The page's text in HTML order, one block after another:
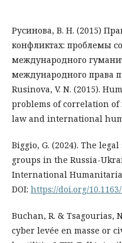
Русинова, В. Н. (2015)
конфликтах: проблемы
международного
международного права
Rusinova, V. N. (2015).
problems of correlation
law and international
Biggio, G. (2024). The
groups in the Russia-
International
DOI: https://doi.org/
Buchan, R. & Tsagourias,
cyber levée en masse or